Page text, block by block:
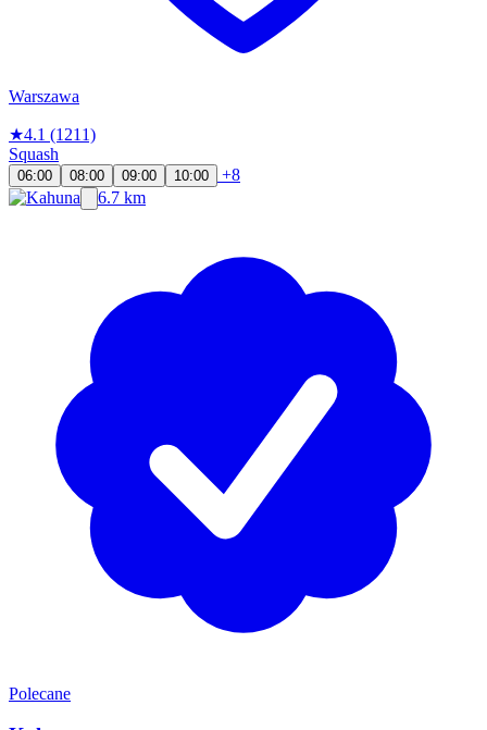
Warszawa
★4.1 (1211)
Squash
06:00 08:00 09:00 10:00
+8
6.7 km
Polecane